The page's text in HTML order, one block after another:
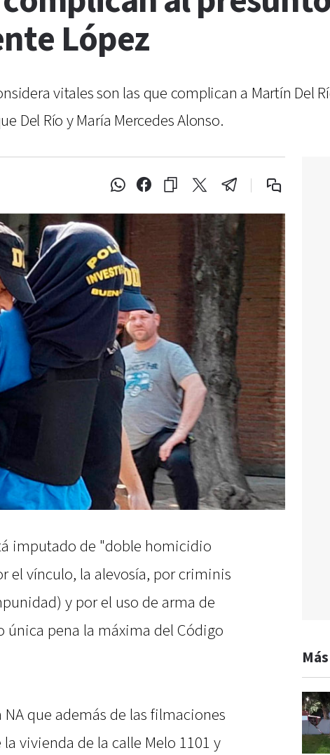
López
vitales son las que complican a Martín Del
Del Río y María Mercedes Alonso.
imputado de "doble homicidio
el vínculo, la alevosía, por criminis
y por el uso de arma de
pena la máxima del Código
que además de las filmaciones
vivienda de la calle Melo 1101 y